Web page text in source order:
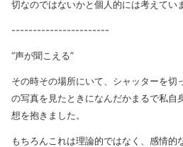
切なのではないかと個人的には考えてい
-----------------------
“声が聞こえる”
その時その場所にいて、シャッターを切
の写真を見たときになんだかまるで私自
想を抱きました。
もちろんこれは理論的ではなく、感情的